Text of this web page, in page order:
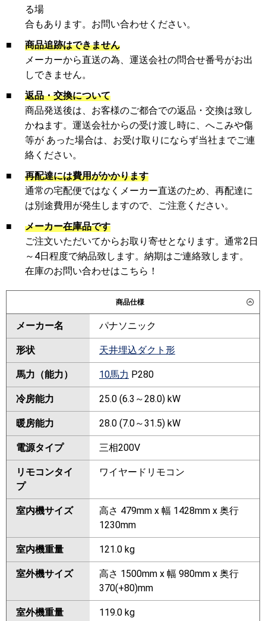
る場
合もあります。お問い合わせください。
■
商品追跡はできません
メーカーから直送の為、運送会社の問合せ番号がお出
しできません。
■
返品・交換について
商品発送後は、お客様のご都合での返品・交換は致し
かねます。運送会社からの受け渡し時に、へこみや傷
等が あった場合は、お受け取りにならず当社までご連
絡ください。
■
再配達には費用がかかります
通常の宅配便ではなくメーカー直送のため、再配達に
は別途費用が発生しますので、ご注意ください。
■
メーカー在庫品です
ご注文いただいてからお取り寄せとなります。通常2日
～4日程度で納品致します。納期はご連絡致します。
在庫のお問い合わせはこちら！
商品仕様
メーカー名 パナソニック
形状 天井埋込ダクト形
馬力（能力） 10馬力 P280
冷房能力 25.0 (6.3～28.0) kW
暖房能力 28.0 (7.0～31.5) kW
電源タイプ 三相200V
リモコンタイ
プ
ワイヤードリモコン
室内機サイズ
高さ 479mm x 幅 1428mm x 奥行
1230mm
室内機重量 121.0 kg
室外機サイズ
高さ 1500mm x 幅 980mm x 奥行
370(+80)mm
室外機重量 119.0 kg